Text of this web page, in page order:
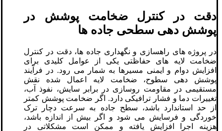
دقت در کنترل ضخامت پوشش در
پوشش دهی سطحی جاده ها
در پروژه های راهسازی و نگهداری جاده ها، دقت در کنترل
ضخامت لایه های حفاظتی یکی از عوامل کلیدی برای
افزایش دوام و ایمنی مسیرها به شمار می رود. در فرآیند
پوشش دهی سطوح، ضخامت لایه اعمال شده نقش
مستقیمی در مقاومت روسازی در برابر سایش، نفوذ آب،
تغییرات دما و فشار ترافیکی دارد. اگر ضخامت پوشش کمتر
از حد استاندارد باشد، سطح جاده به سرعت دچار ترک
خوردگی و فرسایش می شود و اگر بیش از اندازه باشد،
هزینه اجرا افزایش یافته و ممکن است مشکلاتی در